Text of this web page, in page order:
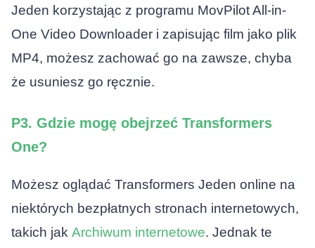
Jeden korzystając z programu MovPilot All-in-
One Video Downloader i zapisując film jako plik
MP4, możesz zachować go na zawsze, chyba
że usuniesz go ręcznie.
P3. Gdzie mogę obejrzeć Transformers
One?
Możesz oglądać Transformers Jeden online na
niektórych bezpłatnych stronach internetowych,
takich jak Archiwum internetowe. Jednak te